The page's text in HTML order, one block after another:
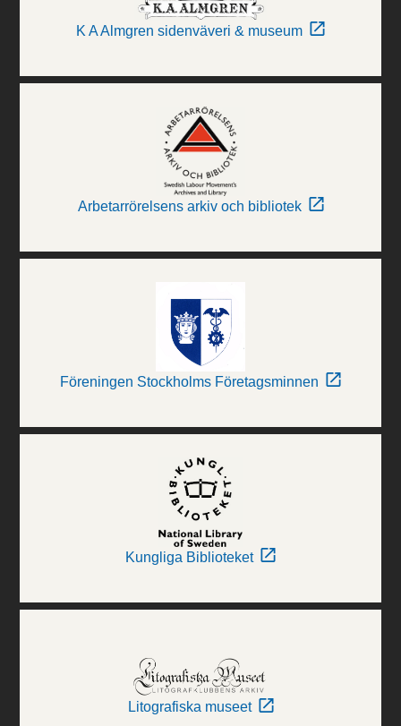
K A Almgren sidenväveri & museum
Arbetarrörelsens arkiv och bibliotek
Föreningen Stockholms Företagsminnen
Kungliga Biblioteket
Litografiska museet